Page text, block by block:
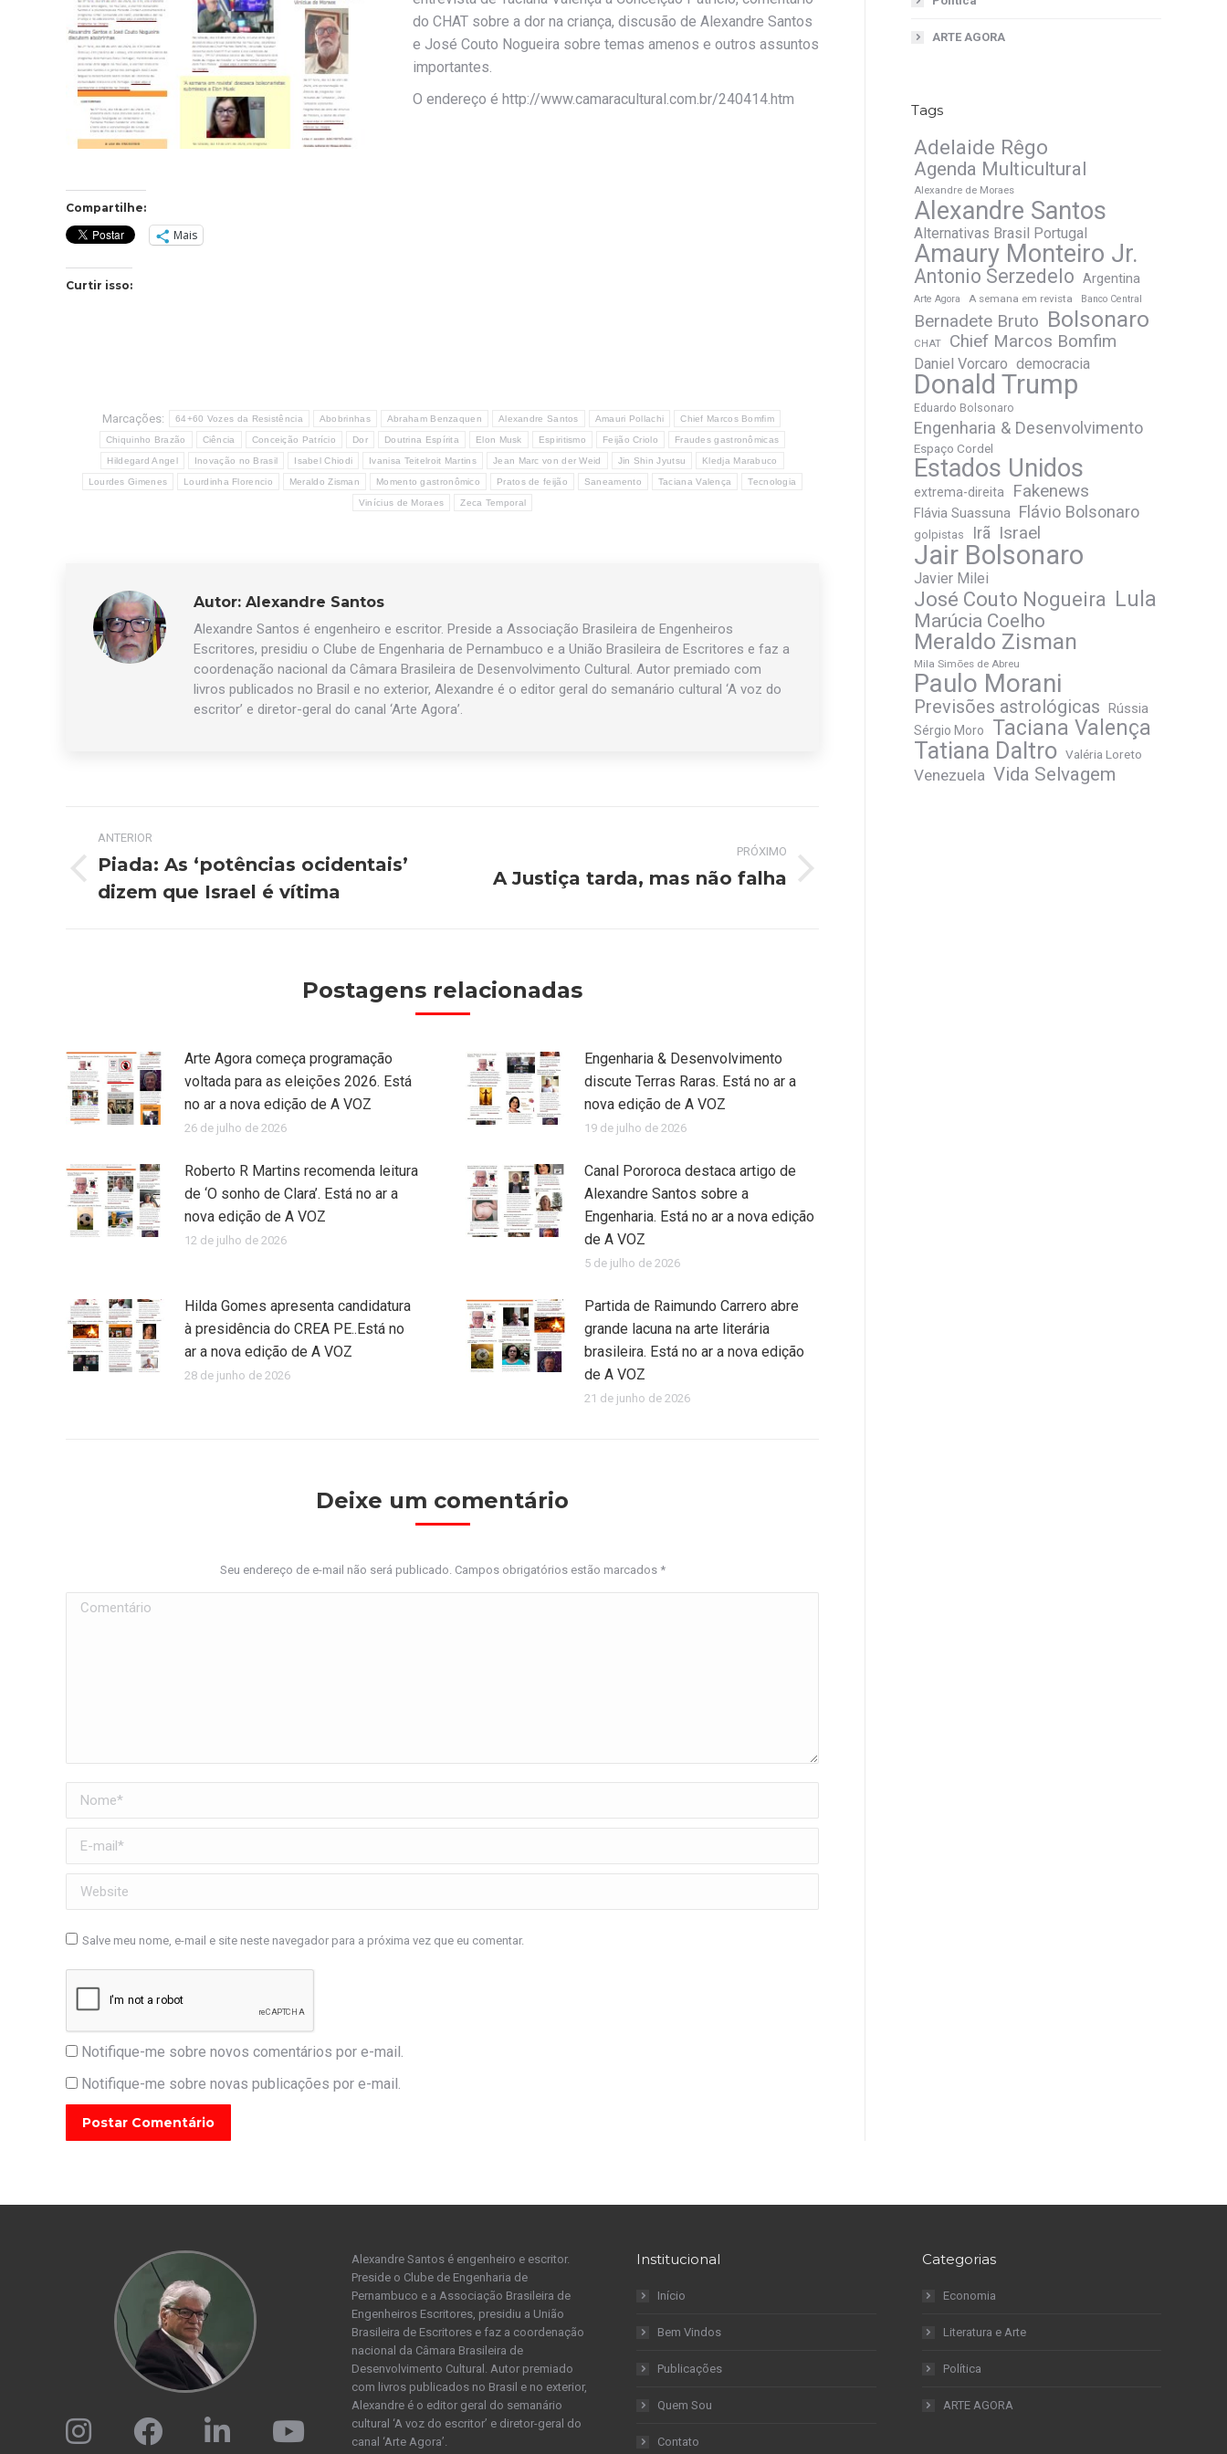
do CHAT sobre a dor na criança, discusão de Alexandre Santos
e José Couto Nogueira sobre temas amenos e outros assuntos
importantes.
O endereço é http://www.camaracultural.com.br/240414.htm
Compartilhe:
Mais
Curtir isso:
Marcações: 64+60 Vozes da Resistência Abobrinhas Abraham Benzaquen Alexandre Santos Amauri Pollachi Chief Marcos Bomfim
Chiquinho Brazão Ciência Conceição Patrício Dor Doutrina Espírita Elon Musk Espiritismo Feijão Criolo Fraudes gastronômicas
Hildegard Angel Inovação no Brasil Isabel Chiodi Ivanisa Teitelroit Martins Jean Marc von der Weid Jin Shin Jyutsu Kledja Marabuco
Lourdes Gimenes Lourdinha Florencio Meraldo Zisman Momento gastronômico Pratos de feijão Saneamento Taciana Valença Tecnologia
Vinícius de Moraes Zeca Temporal
Autor: Alexandre Santos
Alexandre Santos é engenheiro e escritor. Preside a Associação Brasileira de Engenheiros
Escritores, presidiu o Clube de Engenharia de Pernambuco e a União Brasileira de Escritores e faz a
coordenação nacional da Câmara Brasileira de Desenvolvimento Cultural. Autor premiado com
livros publicados no Brasil e no exterior, Alexandre é o editor geral do semanário cultural ‘A voz do
escritor’ e diretor-geral do canal ‘Arte Agora’.
Navegação
de
post:
ANTERIOR
anterior:
Piada: As ‘potências ocidentais’
dizem que Israel é vítima
PRÓXIMO
Próximo
A Justiça tarda, mas não falha
Postagens relacionadas
Arte Agora começa programação
voltada para as eleições 2026. Está
no ar a nova edição de A VOZ
26 de julho de 2026
Engenharia & Desenvolvimento
discute Terras Raras. Está no ar a
nova edição de A VOZ
19 de julho de 2026
Roberto R Martins recomenda leitura
de ‘O sonho de Clara’. Está no ar a
nova edição de A VOZ
12 de julho de 2026
Canal Pororoca destaca artigo de
Alexandre Santos sobre a
Engenharia. Está no ar a nova edição
de A VOZ
5 de julho de 2026
Hilda Gomes apresenta candidatura
à presidência do CREA PE..Está no
ar a nova edição de A VOZ
28 de junho de 2026
Partida de Raimundo Carrero abre
grande lacuna na arte literária
brasileira. Está no ar a nova edição
de A VOZ
21 de junho de 2026
Deixe um comentário
Seu endereço de e-mail não será publicado. Campos obrigatórios estão marcados *
Comentário
Nome *
E-mail *
Website
Salve meu nome, e-mail e site neste navegador para a próxima vez que eu comentar.
Notifique-me sobre novos comentários por e-mail.
Notifique-me sobre novas publicações por e-mail.
Postar Comentário
ARTE AGORA
Tags
Adelaide Rêgo
Agenda Multicultural
Alexandre de Moraes
Alexandre Santos
Alternativas Brasil Portugal
Amaury Monteiro Jr.
Antonio Serzedelo Argentina
Arte Agora A semana em revista Banco Central
Bernadete Bruto Bolsonaro
CHAT Chief Marcos Bomfim
Daniel Vorcaro democracia
Donald Trump
Eduardo Bolsonaro
Engenharia & Desenvolvimento
Espaço Cordel
Estados Unidos
extrema-direita Fakenews
Flávia Suassuna Flávio Bolsonaro
golpistas Irã Israel
Jair Bolsonaro
Javier Milei
José Couto Nogueira Lula
Marúcia Coelho
Meraldo Zisman
Mila Simões de Abreu
Paulo Morani
Previsões astrológicas Rússia
Sérgio Moro Taciana Valença
Tatiana Daltro Valéria Loreto
Venezuela Vida Selvagem
Alexandre Santos é engenheiro e escritor.
Preside o Clube de Engenharia de
Pernambuco e a Associação Brasileira de
Engenheiros Escritores, presidiu a União
Brasileira de Escritores e faz a coordenação
nacional da Câmara Brasileira de
Desenvolvimento Cultural. Autor premiado
com livros publicados no Brasil e no exterior,
Alexandre é o editor geral do semanário
cultural ‘A voz do escritor’ e diretor-geral do
canal ‘Arte Agora’.
Institucional
Início
Bem Vindos
Publicações
Quem Sou
Contato
Categorias
Economia
Literatura e Arte
Política
ARTE AGORA